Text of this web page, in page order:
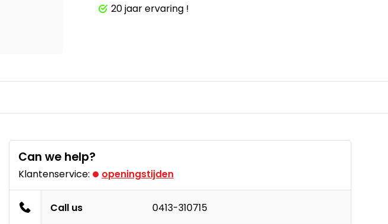
20 jaar ervaring !
Can we help?
Klantenservice: openingstijden
Call us 0413-310715